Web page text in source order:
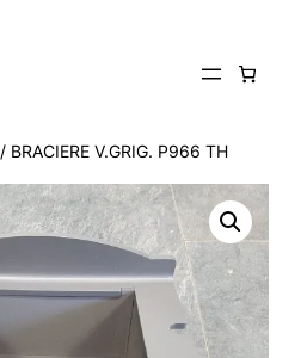
/ BRACIERE V.GRIG. P966 TH